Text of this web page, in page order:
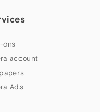
ons
account
Ads